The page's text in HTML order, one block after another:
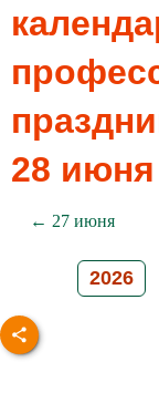
28 июня
← 27 июня
2026